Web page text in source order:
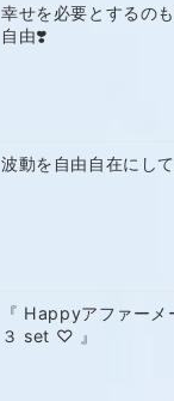
幸せを必要とするの
自由❣️
波動を自由自在にし
『 Happyアファー
３ set ♡ 』